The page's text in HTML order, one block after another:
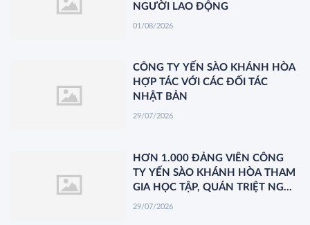
NGƯỜI LAO ĐỘNG
01/08/2026
CÔNG TY YẾN SÀO KHÁNH HÒA
HỢP TÁC VỚI CÁC ĐỐI TÁC
NHẬT BẢN
29/07/2026
HƠN 1.000 ĐẢNG VIÊN CÔNG
TY YẾN SÀO KHÁNH HÒA THAM
GIA HỌC TẬP, QUÁN TRIỆT NGHỊ
QUYẾT HỘI NGHỊ TRUNG ƯƠNG
29/07/2026